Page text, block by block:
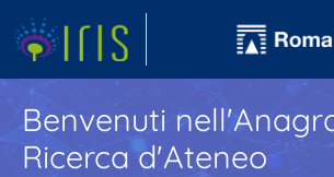
Benvenuti
Ricerca d'Ateneo